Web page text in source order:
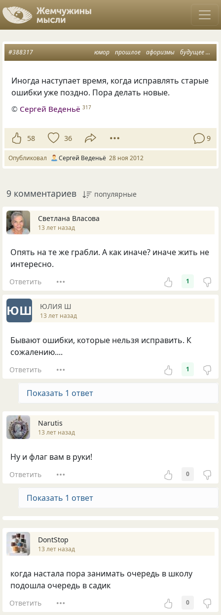
юмор прошлое афоризмы будущее
#388317
Иногда наступает время, когда исправлять старые
ошибки уже поздно. Пора делать новые.
© Сергей Веденьё 317
58 36 9
Опубликовал Сергей Веденьё 28 ноя 2012
9 комментариев популярные
Светлана Власова
13 лет назад
Опять на те же грабли. А как иначе? иначе жить не
интересно.
Ответить 1
ЮШ ЮЛИЯ Ш
13 лет назад
Бывают ошибки, которые нельзя исправить. К
сожалению....
Ответить 1
Показать 1 ответ
Nаrutis
13 лет назад
Ну и флаг вам в руки!
Ответить 0
Показать 1 ответ
DontStop
13 лет назад
когда настала пора занимать очередь в школу
подошла очередь в садик
Ответить 0